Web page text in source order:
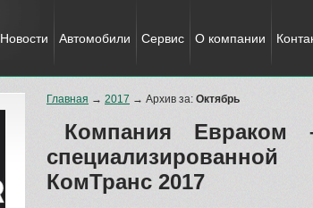
Новости Автомобили Сервис О компании
Главная → 2017 → Архив за: Октябрь
Компания Евраком
КомТранс 2017